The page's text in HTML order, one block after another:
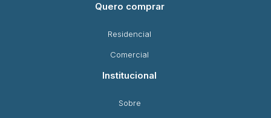
Quero comprar
Residencial
Comercial
Institucional
Sobre